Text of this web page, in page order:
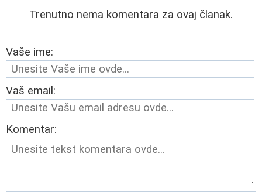
Trenutno nema komentara za ovaj članak.
Vaše ime:
Vaš email:
Komentar: